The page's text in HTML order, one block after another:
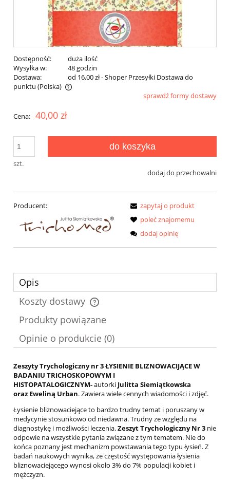
Dostępność:
duża ilość
Wysyłka w:
48 godzin
Dostawa:
od 16,00 zł- Shoper Przesyłki Dostawa do
punktu (Polska)
Cena nie zawiera ewentualnych kosztów płatnościsprawdź formy dostawy
Cena: 40,00 zł
szt.
do koszyka
dodaj do przechowalni
Producent:
zapytaj o produkt
poleć znajomemu
dodaj opinię
Opis
Koszty dostawy
Cena nie zawiera ewentualnych kosztów płatności
Produkty powiązane
Opinie o produkcie (0)
Zeszyty Trychologiczny nr 3 ŁYSIENIE BLIZNOWACIJĄCE W
BADANIU TRICHOSKOPOWYM I
HISTOPATALOGICZNYM-autorki Julitta Siemiątkowska
oraz Eweliną Urban. Zawiera wiele cennych wiadomości i zdjęć.
Łysienie bliznowaciejące to bardzo trudny temat i poruszany w
medycynie stosunkowo od niedawna. Trudny ze względu na
diagnostykę i możliwości leczenia.Zeszyt Trychologiczny Nr 3 nie
odpowie na wszystkie pytania związane z tym tematem. Nie do
końca poznany jest mechanizm powstawania tego typu łysień. Z
badań naukowych wynika, że częstość występowania łysienia
bliznowaciejącego wynosi około 3% do 7% populacji kobiet i
mężczyzn.